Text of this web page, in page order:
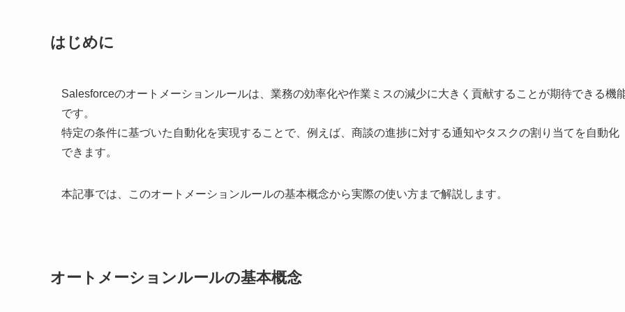
はじめに
Salesforceのオートメーションルールは、業務の効率化や作業ミスの減少に大きく貢献することが期待できる機
です。
特定の条件に基づいた自動化を実現することで、例えば、商談の進捗に対する通知やタスクの割り当てを自動化
できます。
本記事では、このオートメーションルールの基本概念から実際の使い方まで解説します。
オートメーションルールの基本概念